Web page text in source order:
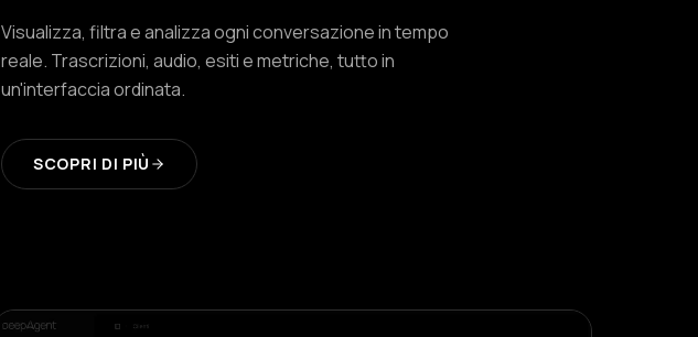
Visualizza, filtra e analizza ogni conversazione in tempo
reale. Trascrizioni, audio, esiti e metriche, tutto in
un'interfaccia ordinata.
SCOPRI DI PIÙ